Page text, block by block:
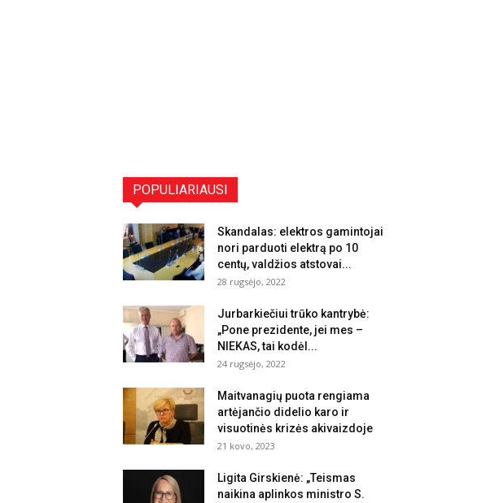
POPULIARIAUSI
Skandalas: elektros gamintojai
nori parduoti elektrą po 10
centų, valdžios atstovai...
28 rugsėjo, 2022
Jurbarkiečiui trūko kantrybė:
„Pone prezidente, jei mes –
NIEKAS, tai kodėl...
24 rugsėjo, 2022
Maitvanagių puota rengiama
artėjančio didelio karo ir
visuotinės krizės akivaizdoje
21 kovo, 2023
Ligita Girskienė: „Teismas
naikina aplinkos ministro S.